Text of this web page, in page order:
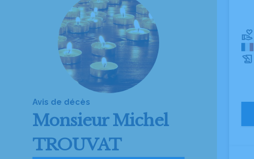
Avis de décès
MonsieurMichel
TROUVAT